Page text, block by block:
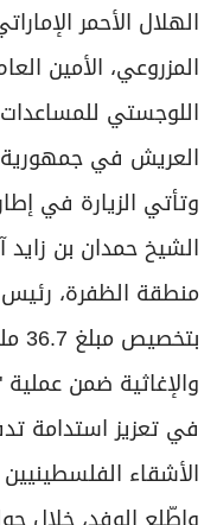
الهلال الأحمر
المزروعي، الأمين
اللوجستي للمساعدات
العريش في جمهورية
وتأتي الزيارة في
الشيخ حمدان بن
منطقة الظفرة، رئيس
في تعزيز استدامة
الأشقاء